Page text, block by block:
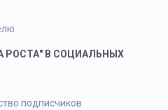
РОСТА" В СОЦИАЛЬНЫХ
подписчиков